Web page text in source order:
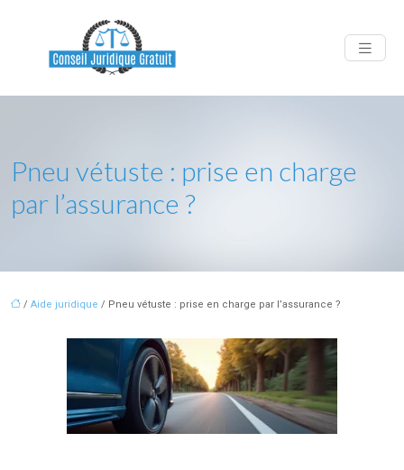
Pneu vétuste : prise en charge
par l’assurance ?
/ Aide juridique / Pneu vétuste : prise en charge par l’assurance ?